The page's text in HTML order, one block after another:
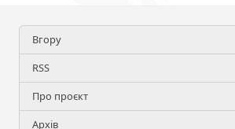
Вгору
RSS
Про проєкт
Архів